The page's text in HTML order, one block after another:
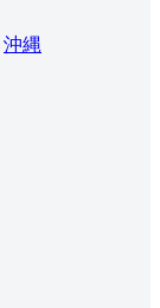
沖縄